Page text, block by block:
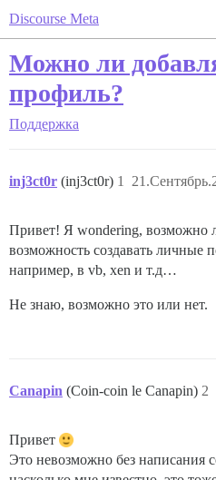
Discourse Meta
Можно ли
профиль?
Поддержка
inj3ct0r (inj3ct0r) 1
Привет! Я wondering, возможно
возможность создавать личные
например, в vb, xen и т.д…
Не знаю, возможно это или нет.
Canapin (Coin-coin le Canapin) 2
Привет
Это невозможно без написания